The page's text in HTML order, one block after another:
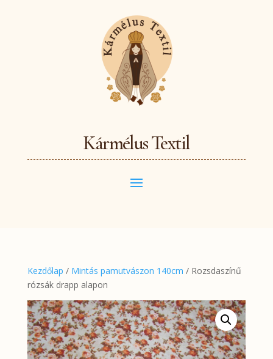
Kármélus Textil
Kezdőlap / Mintás pamutvászon 140cm / Rozsdaszínű
rózsák drapp alapon